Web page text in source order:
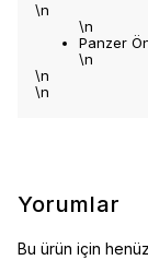
\n
\n
Panzer
\n
\n
\n
Yorumlar
Bu ürün için